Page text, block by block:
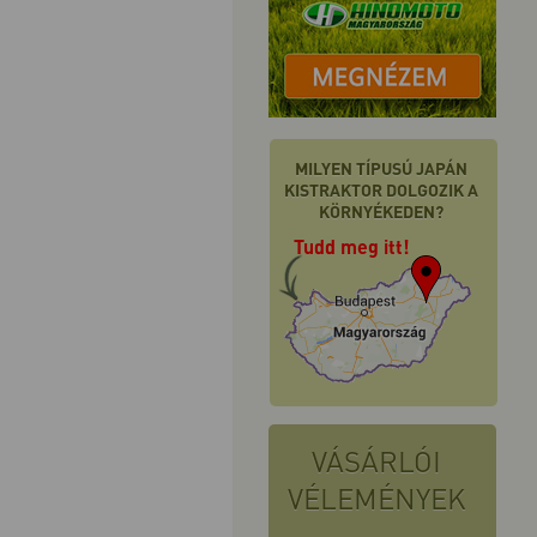
MILYEN TÍPUSÚ JAPÁN
KISTRAKTOR DOLGOZIK A
KÖRNYÉKEDEN?
Tudd meg itt!
VÁSÁRLÓI
VÉLEMÉNYEK